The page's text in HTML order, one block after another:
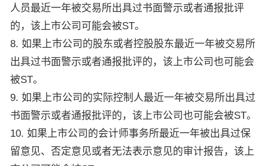
人员最近一年被交易所出具过书面警示或者通报批评
的，该上市公司可能会被ST。
8. 如果上市公司的股东或者控股股东最近一年被交易所
出具过书面警示或者通报批评的，该上市公司也可能会
被ST。
9. 如果上市公司的实际控制人最近一年被交易所出具过
书面警示或者通报批评的，该上市公司也可能会被ST。
10. 如果上市公司的会计师事务所最近一年被出具过保
留意见、否定意见或者无法表示意见的审计报告，该上